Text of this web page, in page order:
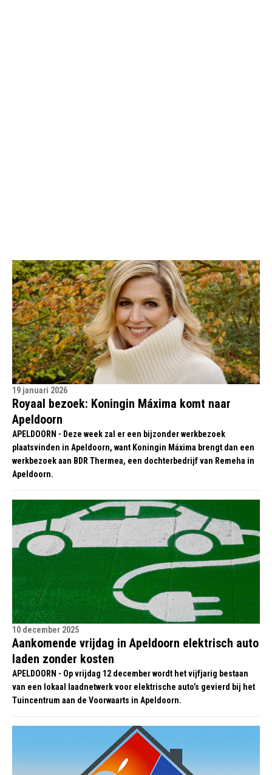
19 januari 2026
Royaal bezoek: Koningin Máxima komt naar
Apeldoorn
APELDOORN - Deze week zal er een bijzonder werkbezoek
plaatsvinden in Apeldoorn, want Koningin Máxima brengt dan een
werkbezoek aan BDR Thermea, een dochterbedrijf van Remeha in
Apeldoorn.
10 december 2025
Aankomende vrijdag in Apeldoorn elektrisch auto
laden zonder kosten
APELDOORN - Op vrijdag 12 december wordt het vijfjarig bestaan
van een lokaal laadnetwerk voor elektrische auto’s gevierd bij het
Tuincentrum aan de Voorwaarts in Apeldoorn.